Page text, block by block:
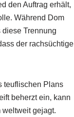
den Auftrag erhält,
Während Dom
Trennung
der rachsüchtige
teuflischen Plans
beherzt ein, kann
weltweit gejagt.